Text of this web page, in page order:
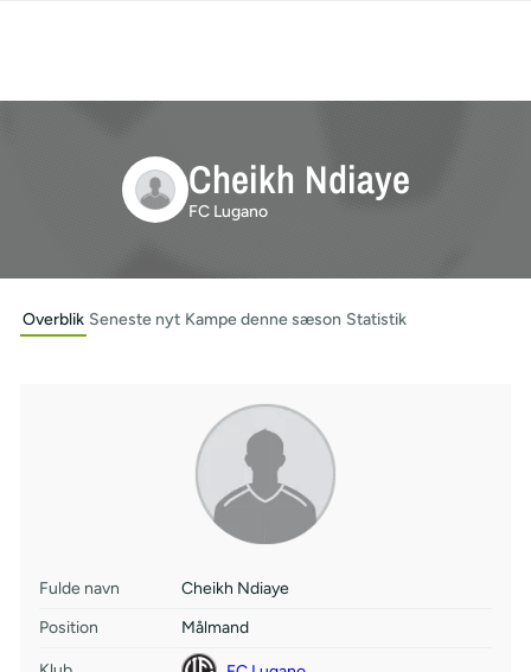
Cheikh Ndiaye
FC Lugano
Overblik Seneste nyt Kampe denne sæson Statistik
Fulde navn
Cheikh Ndiaye
Position
Målmand